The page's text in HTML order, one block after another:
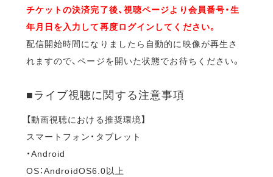
チケットの決済完了後、視聴ページより会員番号・生
年月日を入力して再度ログインしてください。
配信開始時間になりましたら自動的に映像が再生さ
れますので、ページを開いた状態でお待ちください。
■ライブ視聴に関する注意事項
【動画視聴における推奨環境】
スマートフォン・タブレット
・Android
OS：AndroidOS6.0以上